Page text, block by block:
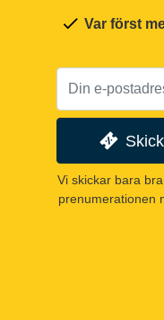
Var först
Vi skickar bara
prenumerationen